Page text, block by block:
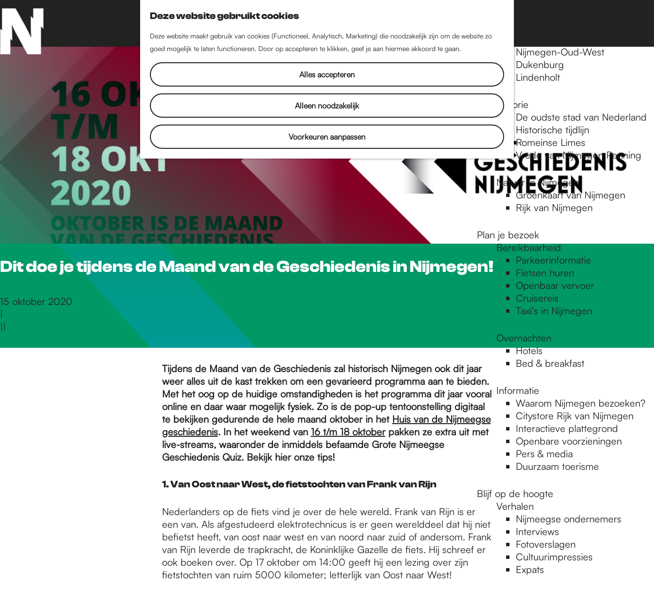
Deze website gebruikt cookies
Deze website maakt gebruik van cookies (Functioneel, Analytisch, Marketing) die noodzakelijk zijn om de website zo
goed mogelijk te laten functioneren. Door op accepteren te klikken, geef je aan hiermee akkoord te gaan.
Alles accepteren
Alleen noodzakelijk
Voorkeuren aanpassen
o
e
k
n
a
a
r
M
n
Nijmegen-Oud-West
Dukenburg
Lindenholt
Historie
De oudste stad van Nederland
Historische tijdlijn
Romeinse Limes
Vrede van Nijmegen Penning
Natuur in Nijmegen
Groenkaart van Nijmegen
Rijk van Nijmegen
Plan je bezoek
Bereikbaarheid
Parkeerinformatie
Fietsen huren
Openbaar vervoer
Cruisereis
Taxi's in Nijmegen
Overnachten
Hotels
Bed & breakfast
Informatie
Waarom Nijmegen bezoeken?
Citystore Rijk van Nijmegen
Interactieve plattegrond
Openbare voorzieningen
Pers & media
Duurzaam toerisme
Blijf op de hoogte
Verhalen
Nijmeegse ondernemers
Interviews
Fotoverslagen
Cultuurimpressies
Expats
Dit doe je tijdens de Maand van de Geschiedenis in Nijmegen!
15 oktober 2020
|
||
Tijdens de Maand van de Geschiedenis zal historisch Nijmegen ook dit jaar
weer alles uit de kast trekken om een gevarieerd programma aan te bieden.
Met het oog op de huidige omstandigheden is het programma dit jaar vooral
online en daar waar mogelijk fysiek. Zo is de pop-up tentoonstelling digitaal
te bekijken gedurende de hele maand oktober in het Huis van de Nijmeegse
geschiedenis. In het weekend van 16 t/m 18 oktoberpakken ze extra uit met
live-streams, waaronder de inmiddels befaamde Grote Nijmeegse
Geschiedenis Quiz. Bekijk hier onze tips!
1. Van Oost naar West, de fietstochten van Frank van Rijn​
Nederlanders op de fiets vind je over de hele wereld. Frank van Rijn is er
een van. Als afgestudeerd elektrotechnicus is er geen werelddeel dat hij niet
befietst heeft, van oost naar west en van noord naar zuid of andersom. Frank
van Rijn leverde de trapkracht, de Koninklijke Gazelle de fiets. Hij schreef er
ook boeken over. Op 17 oktober om 14:00 geeft hij een lezing over zijn
fietstochten van ruim 5000 kilometer; letterlijk van Oost naar West!